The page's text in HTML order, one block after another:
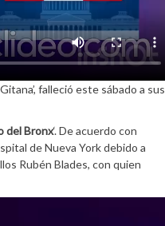
falleció este sábado a sus
del Bronx‘. De acuerdo con
de Nueva York debido a
Rubén Blades, con quien